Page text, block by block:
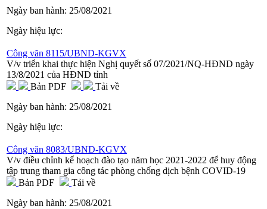
Ngày ban hành: 25/08/2021
Ngày hiệu lực:
Công văn 8115/UBND-KGVX
V/v triển khai thực hiện Nghị quyết số 07/2021/NQ-HĐND ngày
13/8/2021 của HĐND tỉnh
Bản PDF
Tải về
Ngày ban hành: 25/08/2021
Ngày hiệu lực:
Công văn 8083/UBND-KGVX
V/v điều chỉnh kế hoạch đào tạo năm học 2021-2022 để huy động
tập trung tham gia công tác phòng chống dịch bệnh COVID-19
Bản PDF
Tải về
Ngày ban hành: 25/08/2021